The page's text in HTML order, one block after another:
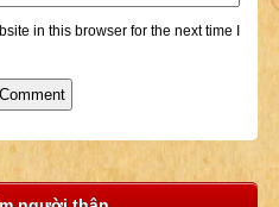
in this browser for the next time I